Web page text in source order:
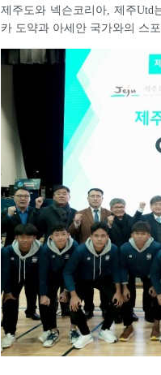
제주도와 넥슨코리아, 제주Utd
카 도약과 아세안 국가와의 스